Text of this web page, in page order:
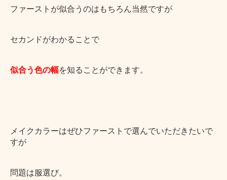
ファーストが似合うのはもちろん当然ですが
セカンドがわかることで
似合う色の幅を知ることができます。
メイクカラーはぜひファーストで選んでいただきたいで
すが
問題は服選び。